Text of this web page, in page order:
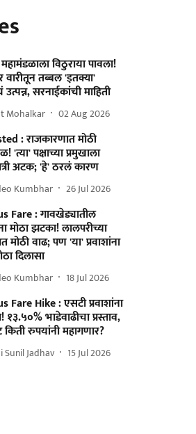
विठुराया पावला!
वारीतून तब्बल 'इतक्या'
उत्पन्न, सरनाईकांची माहिती
Mohalkar 02 Aug 2026
: राजकारणात मोठी
पक्षाच्या प्रमुखाला
अटक; 'हे' ठरलं कारण
Kumbhar 26 Jul 2026
Fare : गावखेड्यातील
मोठा झटका! लालपरीच्या
मोठी वाढ; पण 'या' प्रवाशांना
दिलासा
Kumbhar 18 Jul 2026
Fare Hike : एसटी प्रवाशांना
भाडेवाढीचा प्रस्ताव,
किती रुपयांनी महागणार?
Sunil Jadhav 15 Jul 2026